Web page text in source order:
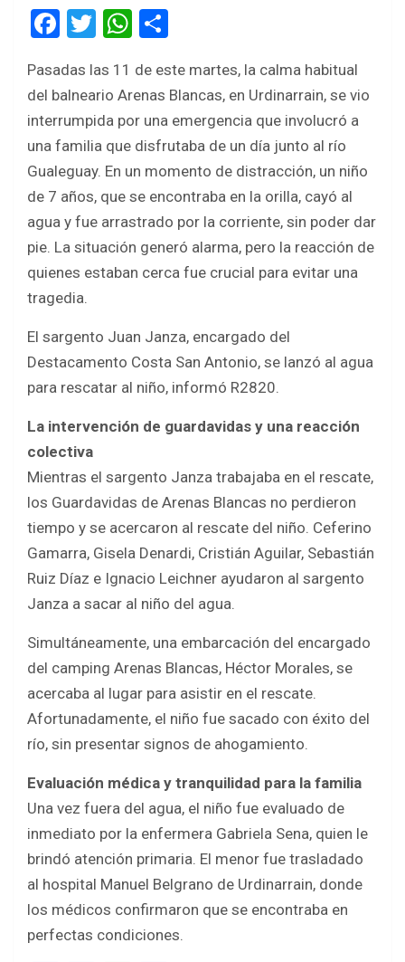
F
ce
b
o
o
k
T
tt
er
W
at
s
A
p
p
ar
e
Pasadas las 11 de este martes, la calma habitual
del balneario Arenas Blancas, en Urdinarrain, se vio
interrumpida por una emergencia que involucró a
una familia que disfrutaba de un día junto al río
Gualeguay. En un momento de distracción, un niño
de 7 años, que se encontraba en la orilla, cayó al
agua y fue arrastrado por la corriente, sin poder dar
pie. La situación generó alarma, pero la reacción de
quienes estaban cerca fue crucial para evitar una
tragedia.
El sargento Juan Janza, encargado del
Destacamento Costa San Antonio, se lanzó al agua
para rescatar al niño, informó R2820.
La intervención de guardavidas y una reacción
colectiva
Mientras el sargento Janza trabajaba en el rescate,
los Guardavidas de Arenas Blancas no perdieron
tiempo y se acercaron al rescate del niño. Ceferino
Gamarra, Gisela Denardi, Cristián Aguilar, Sebastián
Ruiz Díaz e Ignacio Leichner ayudaron al sargento
Janza a sacar al niño del agua.
Simultáneamente, una embarcación del encargado
del camping Arenas Blancas, Héctor Morales, se
acercaba al lugar para asistir en el rescate.
Afortunadamente, el niño fue sacado con éxito del
río, sin presentar signos de ahogamiento.
Evaluación médica y tranquilidad para la familia
Una vez fuera del agua, el niño fue evaluado de
inmediato por la enfermera Gabriela Sena, quien le
brindó atención primaria. El menor fue trasladado
al hospital Manuel Belgrano de Urdinarrain, donde
los médicos confirmaron que se encontraba en
perfectas condiciones.